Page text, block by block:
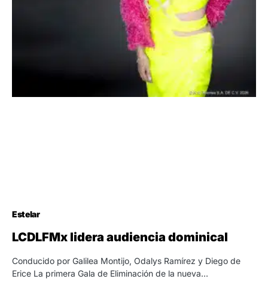
Estelar
LCDLFMx lidera audiencia dominical
Conducido por Galilea Montijo, Odalys Ramírez y Diego de
Erice La primera Gala de Eliminación de la nueva…